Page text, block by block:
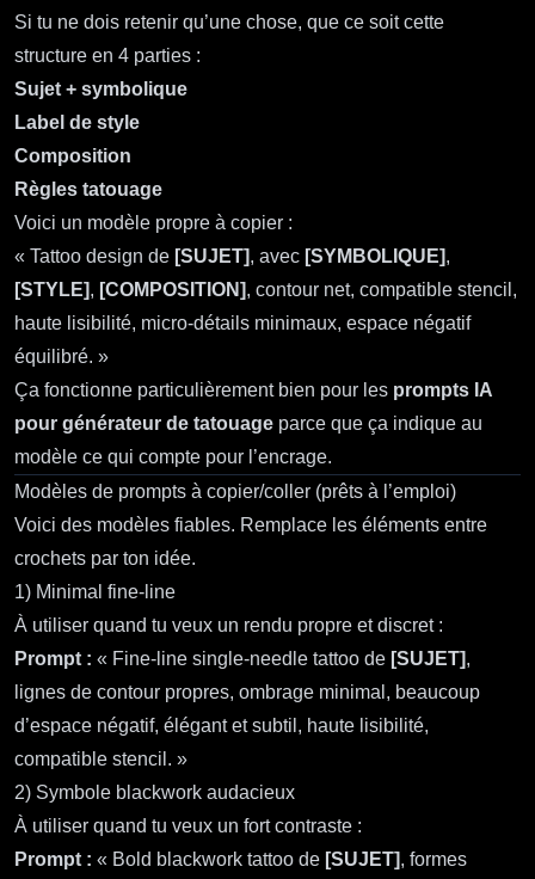
Si tu ne dois retenir qu’une chose, que ce soit cette
structure en 4 parties :
Sujet + symbolique
Label de style
Composition
Règles tatouage
Voici un modèle propre à copier :
« Tattoo design de [SUJET], avec [SYMBOLIQUE],
[STYLE], [COMPOSITION], contour net, compatible stencil,
haute lisibilité, micro‑détails minimaux, espace négatif
équilibré. »
Ça fonctionne particulièrement bien pour les prompts IA
pour générateur de tatouage parce que ça indique au
modèle ce qui compte pour l’encrage.
Modèles de prompts à copier/coller (prêts à l’emploi)
Voici des modèles fiables. Remplace les éléments entre
crochets par ton idée.
1) Minimal fine‑line
À utiliser quand tu veux un rendu propre et discret :
Prompt : « Fine-line single-needle tattoo de [SUJET],
lignes de contour propres, ombrage minimal, beaucoup
d’espace négatif, élégant et subtil, haute lisibilité,
compatible stencil. »
2) Symbole blackwork audacieux
À utiliser quand tu veux un fort contraste :
Prompt : « Bold blackwork tattoo de [SUJET], formes